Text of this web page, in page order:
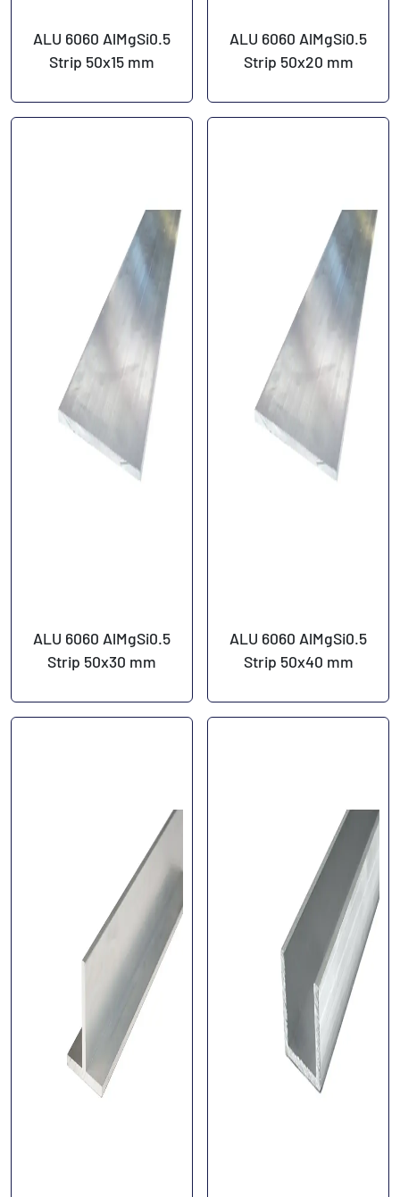
ALU 6060 AlMgSi0.5
Strip 50x15 mm
ALU 6060 AlMgSi0.5
Strip 50x20 mm
ALU 6060 AlMgSi0.5
Strip 50x30 mm
ALU 6060 AlMgSi0.5
Strip 50x40 mm